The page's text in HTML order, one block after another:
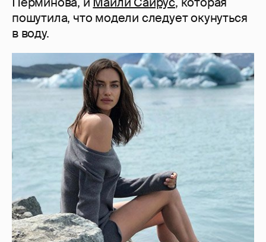
пошутила, что модели следует окунуться
в воду.